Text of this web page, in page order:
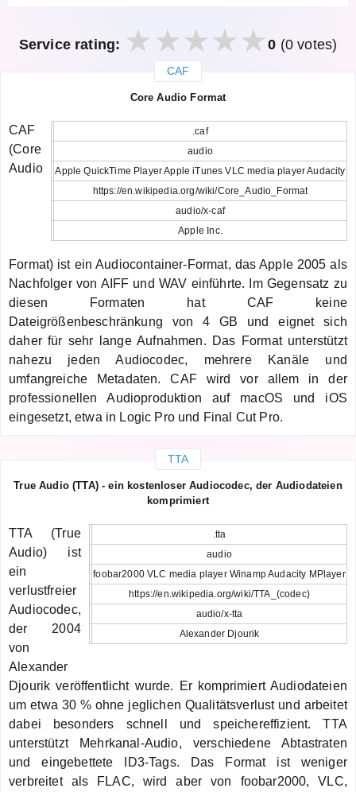
Service rating: 0 (0 votes)
CAF
Core Audio Format
.caf
audio
Apple QuickTime Player Apple iTunes VLC media player Audacity
https://en.wikipedia.org/wiki/Core_Audio_Format
audio/x-caf
Apple Inc.
CAF
(Core
Audio
Format) ist ein Audiocontainer-Format, das Apple 2005 als
Nachfolger von AIFF und WAV einführte. Im Gegensatz zu
diesen Formaten hat CAF keine
Dateigrößenbeschränkung von 4 GB und eignet sich
daher für sehr lange Aufnahmen. Das Format unterstützt
nahezu jeden Audiocodec, mehrere Kanäle und
umfangreiche Metadaten. CAF wird vor allem in der
professionellen Audioproduktion auf macOS und iOS
eingesetzt, etwa in Logic Pro und Final Cut Pro.
TTA
True Audio (TTA) - ein kostenloser Audiocodec, der Audiodateien
komprimiert
.tta
audio
foobar2000 VLC media player Winamp Audacity MPlayer
https://en.wikipedia.org/wiki/TTA_(codec)
audio/x-tta
Alexander Djourik
TTA (True
Audio) ist
ein
verlustfreier
Audiocodec,
der 2004
von
Alexander
Djourik veröffentlicht wurde. Er komprimiert Audiodateien
um etwa 30 % ohne jeglichen Qualitätsverlust und arbeitet
dabei besonders schnell und speichereffizient. TTA
unterstützt Mehrkanal-Audio, verschiedene Abtastraten
und eingebettete ID3-Tags. Das Format ist weniger
verbreitet als FLAC, wird aber von foobar2000, VLC,